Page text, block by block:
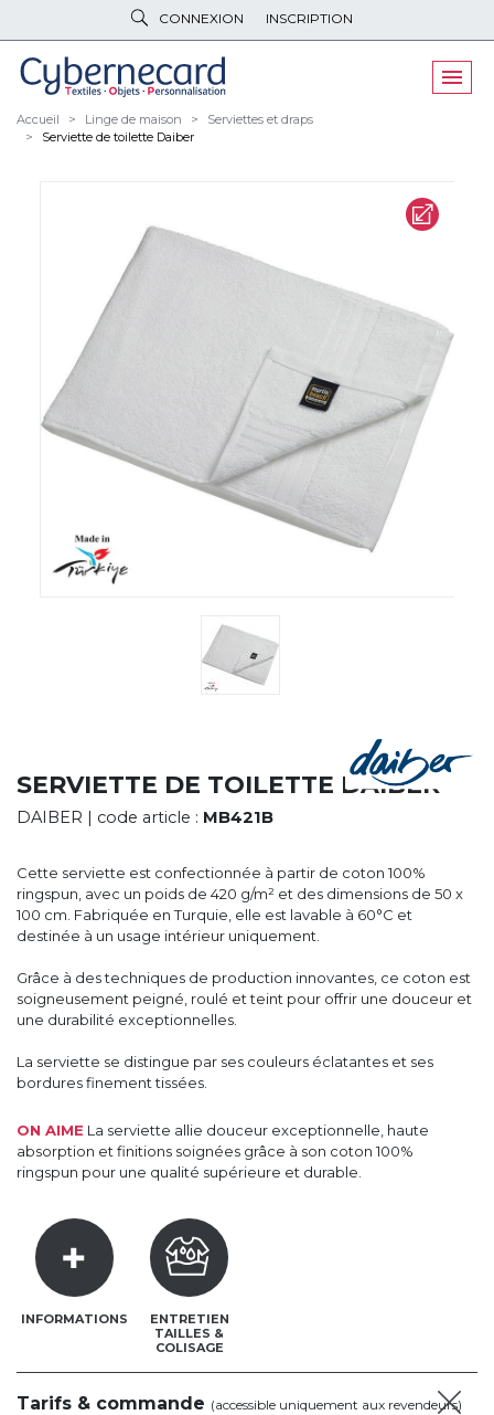
CONNEXION INSCRIPTION
VÊTEMENTSDE TRAVAIL
VÊTEMENTS D'IMAGE
& GOODIES
MAISON
NOUVEAUTÉS
RESPONSABLE
PROMOS
SERVICES
ROADSHOWS, FORUM DES EXPERTS
Accueil Linge de maison
Serviettes et draps
Serviette de toilette Daiber
SERVIETTE DE TOILETTE DAIBER
DAIBER | code article : MB421B
Cette serviette est confectionnée à partir de coton 100%
ringspun, avec un poids de 420 g/m² et des dimensions de 50 x
100 cm. Fabriquée en Turquie, elle est lavable à 60°C et
destinée à un usage intérieur uniquement.
Grâce à des techniques de production innovantes, ce coton est
soigneusement peigné, roulé et teint pour offrir une douceur et
une durabilité exceptionnelles.
La serviette se distingue par ses couleurs éclatantes et ses
bordures finement tissées.
ON AIME La serviette allie douceur exceptionnelle, haute
absorption et finitions soignées grâce à son coton 100%
ringspun pour une qualité supérieure et durable.
INFORMATIONS
ENTRETIEN
TAILLES &
COLISAGE
Tarifs & commande (accessible uniquement aux revendeurs)